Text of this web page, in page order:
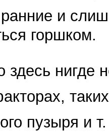
и
горшком.
здесь
пузыря и